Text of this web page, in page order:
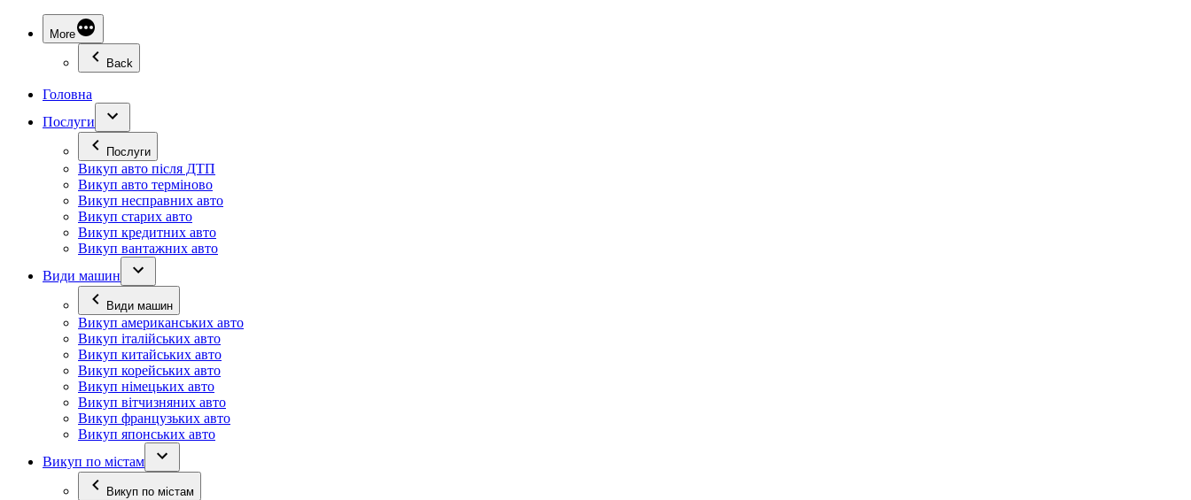
More
Back
Головна
Послуги
Послуги
Викуп авто після ДТП
Викуп авто терміново
Викуп несправних авто
Викуп старих авто
Викуп кредитних авто
Викуп вантажних авто
Види машин
Види машин
Викуп американських авто
Викуп італійських авто
Викуп китайських авто
Викуп корейських авто
Викуп німецьких авто
Викуп вітчизняних авто
Викуп французьких авто
Викуп японських авто
Викуп по містам
Викуп по містам